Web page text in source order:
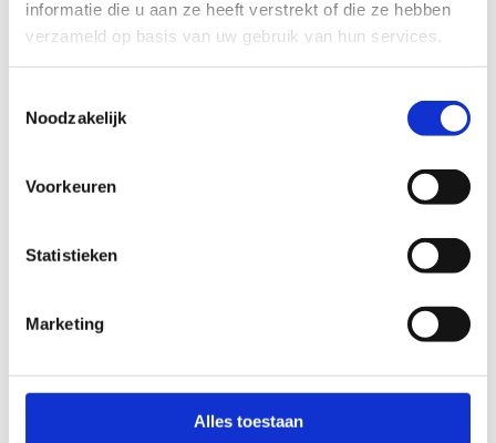
informatie die u aan ze heeft verstrekt of die ze hebben
verzameld op basis van uw gebruik van hun services.
Noodzakelijk
Voorkeuren
Statistieken
Marketing
Alles toestaan
Inschrijven op voorhand verplicht
Planning 30 mei 2026
10.30 -
Start inschrijvingen